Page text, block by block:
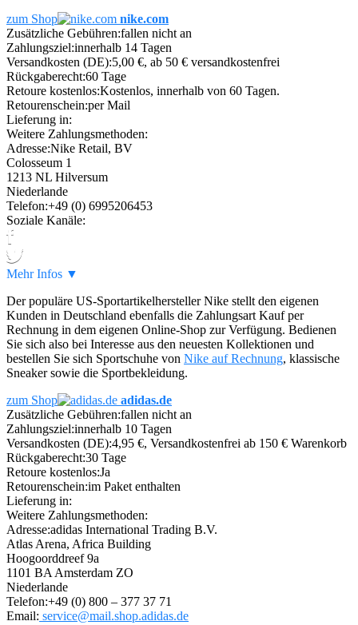
zum Shop
nike.com
Zusätzliche Gebühren:fallen nicht an
Zahlungsziel:innerhalb 14 Tagen
Versandkosten (DE):5,00 €, ab 50 € versandkostenfrei
Rückgaberecht:60 Tage
Retoure kostenlos:Kostenlos, innerhalb von 60 Tagen.
Retourenschein:per Mail
Lieferung in:
Weitere Zahlungsmethoden:
Adresse:Nike Retail, BV
Colosseum 1
1213 NL Hilversum
Niederlande
Telefon:+49 (0) 6995206453
Soziale Kanäle:
Mehr Infos ▼
Der populäre US-Sportartikelhersteller Nike stellt den eigenen
Kunden in Deutschland ebenfalls die Zahlungsart Kauf per
Rechnung in dem eigenen Online-Shop zur Verfügung. Bedienen
Sie sich also bei Interesse aus den neuesten Kollektionen und
bestellen Sie sich Sportschuhe von Nike auf Rechnung, klassische
Sneaker sowie die Sportbekleidung.
zum Shop
adidas.de
Zusätzliche Gebühren:fallen nicht an
Zahlungsziel:innerhalb 10 Tagen
Versandkosten (DE):4,95 €, Versandkostenfrei ab 150 € Warenkorb
Rückgaberecht:30 Tage
Retoure kostenlos:Ja
Retourenschein:im Paket enthalten
Lieferung in:
Weitere Zahlungsmethoden:
Adresse:adidas International Trading B.V.
Atlas Arena, Africa Building
Hoogoorddreef 9a
1101 BA Amsterdam ZO
Niederlande
Telefon:+49 (0) 800 – 377 37 71
Email: service@mail.shop.adidas.de